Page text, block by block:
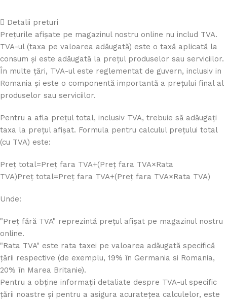
Detalii preturi
Prețurile afișate pe magazinul nostru online nu includ TVA.
TVA-ul (taxa pe valoarea adăugată) este o taxă aplicată la
consum și este adăugată la prețul produselor sau serviciilor.
În multe țări, TVA-ul este reglementat de guvern, inclusiv in
Romania și este o componentă importantă a prețului final al
produselor sau serviciilor.
Pentru a afla prețul total, inclusiv TVA, trebuie să adăugați
taxa la prețul afișat. Formula pentru calculul prețului total
(cu TVA) este:
Preț total=Preț fara TVA+(Preț fara TVA×Rata
TVA)Preț total=Preț fara TVA+(Preț fara TVA×Rata TVA)
Unde:
"Preț fără TVA" reprezintă prețul afișat pe magazinul nostru
online.
"Rata TVA" este rata taxei pe valoarea adăugată specifică
țării respective (de exemplu, 19% în Germania si Romania,
20% în Marea Britanie).
Pentru a obține informații detaliate despre TVA-ul specific
țării noastre și pentru a asigura acuratețea calculelor, este